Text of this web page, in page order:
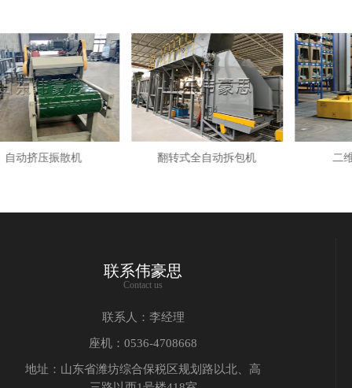
转式全自动拆包机 二维码导航AGV 自动码垛
联系伟豪思
Contact us
联系人：李经理
座机：0536-4708668
地址：山东省潍坊综合保税区规划路以北、高